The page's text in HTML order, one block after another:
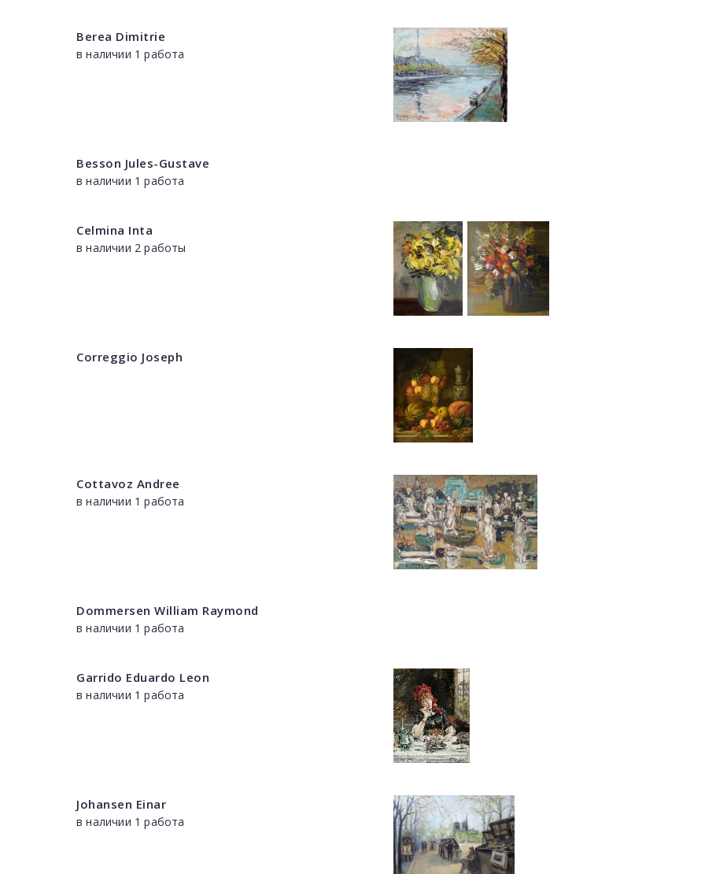
Berea Dimitrie
в наличии 1 работа
Besson Jules-Gustave
в наличии 1 работа
Celmina Inta
в наличии 2 работы
Correggio Joseph
Cottavoz Andree
в наличии 1 работа
Dommersen William Raymond
в наличии 1 работа
Garrido Eduardo Leon
в наличии 1 работа
Johansen Einar
в наличии 1 работа